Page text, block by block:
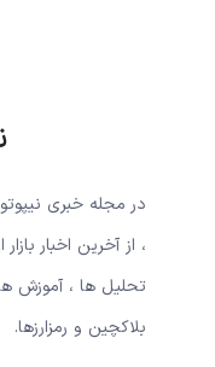
در مجله خبری
، از آخرین اخبار
تحلیل ها ، آموزش
بلاکچین و رمزارزها.